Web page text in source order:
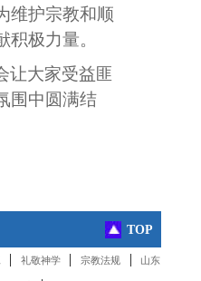
维护宗教和顺
积极力量。
让大家受益匪
围中圆满结
TOP
| 礼敬神学 | 宗教法规 | 山东